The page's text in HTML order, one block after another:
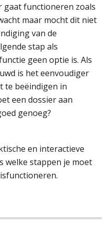
gaat functioneren zoals
maar mocht dit niet
van de
stap als
geen optie is. Als
is het eenvoudiger
te beëindigen in
een dossier aan
genoeg?
en interactieve
welke stappen je moet